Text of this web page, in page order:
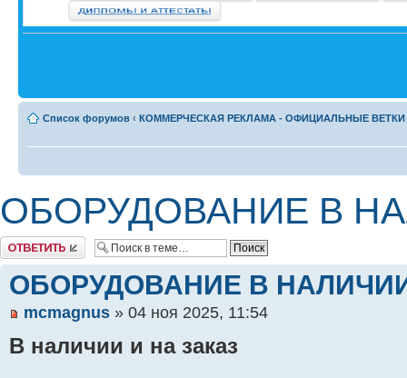
Список форумов ‹ КОММЕРЧЕСКАЯ РЕКЛАМА - ОФИЦИАЛЬНЫЕ
ОБОРУДОВАНИЕ В
Комментировать
ОБОРУДОВАНИЕ В
mcmagnus » 04 ноя 2025, 11:54
В наличии и на заказ